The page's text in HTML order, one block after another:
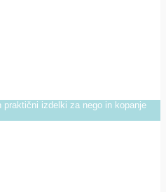
izdelki za nego in kopanje